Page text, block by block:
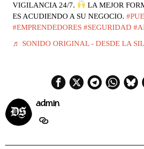
VIGILANCIA 24/7.
LA MEJOR
ES ACUDIENDO A SU NEGOCIO.
#EMPRENDEDORES #SEGURIDAD
♬ SONIDO ORIGINAL - DESDE LA
admin